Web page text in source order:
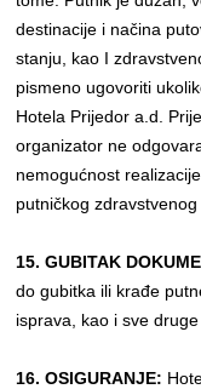
destinacije i načina
stanju, kao I
pismeno ugovoriti
Hotela Prijedor a.d.
organizator ne
nemogućnost
putničkog zdravstvenog
15. GUBITAK
do gubitka ili krađe
isprava, kao i sve
16. OSIGURANJE: